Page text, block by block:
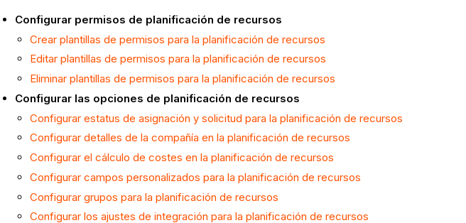
Configurar permisos de planificación de recursos
Crear plantillas de permisos para la planificación de recursos
Editar plantillas de permisos para la planificación de recursos
Eliminar plantillas de permisos para la planificación de recursos
Configurar las opciones de planificación de recursos
Configurar estatus de asignación y solicitud para la planificación de recursos
Configurar detalles de la compañía en la planificación de recursos
Configurar el cálculo de costes en la planificación de recursos
Configurar campos personalizados para la planificación de recursos
Configurar grupos para la planificación de recursos
Configurar los ajustes de integración para la planificación de recursos